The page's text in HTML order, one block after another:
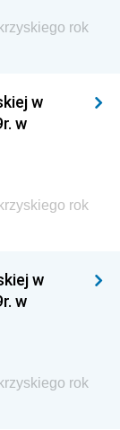
i
i
Transportu
rok
w
w
rok
w
w
rok